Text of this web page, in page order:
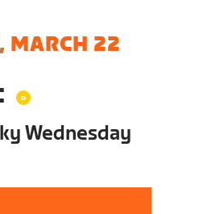
어
MARCH 22
Wednesday